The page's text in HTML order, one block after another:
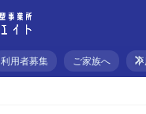
利用者募集 ご家族へ